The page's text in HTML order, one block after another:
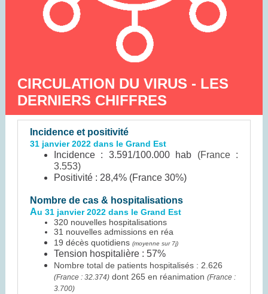
CIRCULATION DU VIRUS - LES
DERNIERS CHIFFRES
Incidence et positivité
31 janvier 2022 dans le Grand Est
Incidence : 3.591/100.000 hab (France :
3.553)
Positivité : 28,4% (France 30%)
Nombre de cas & hospitalisations
Au 31 janvier 2022 dans le Grand Est
320 nouvelles hospitalisations
31 nouvelles admissions en réa
19 décès quotidiens (moyenne sur 7j)
Tension hospitalière : 57%
Nombre total de patients hospitalisés : 2.626
(France : 32.374) dont 265 en réanimation (France :
3.700)